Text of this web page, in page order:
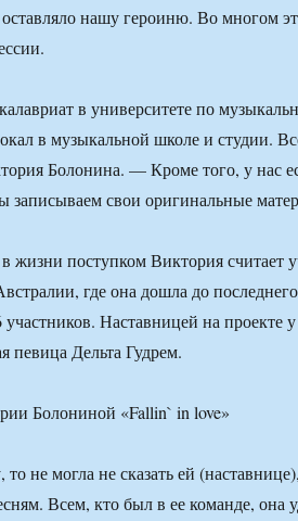
оставляло нашу героиню. Во многом
в университете по
в музыкальной школе и студии.
Болонина. — Кроме того, у нас
записываем свои оригинальные
поступком Виктория считает
где она дошла до
участников. Наставницей на
певица Дельта Гудрем.
Болониной «Fallin` in love»
не могла не сказать ей
Всем, кто был в ее команде, она